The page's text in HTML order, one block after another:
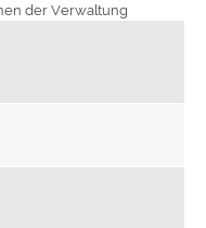
der Verwaltung